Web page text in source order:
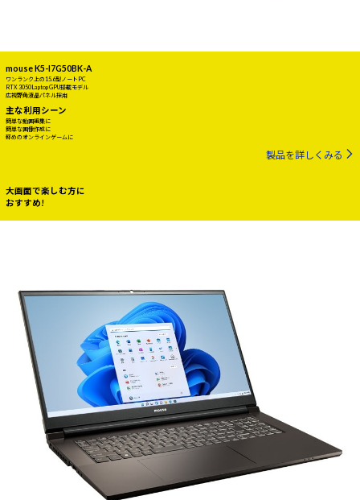
mouse K5-I7G50BK-A
ワンランク上の15.6型ノートPC
RTX 3050 Laptop GPU搭載モデル
広視野角液晶パネル採用
主な利用シーン
簡単な動画編集に
簡単な画像作成に
軽めのオンラインゲームに
製品を詳しくみる
大画面で楽しむ方に
おすすめ!